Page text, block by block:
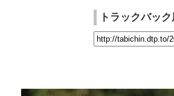
トラックバッ